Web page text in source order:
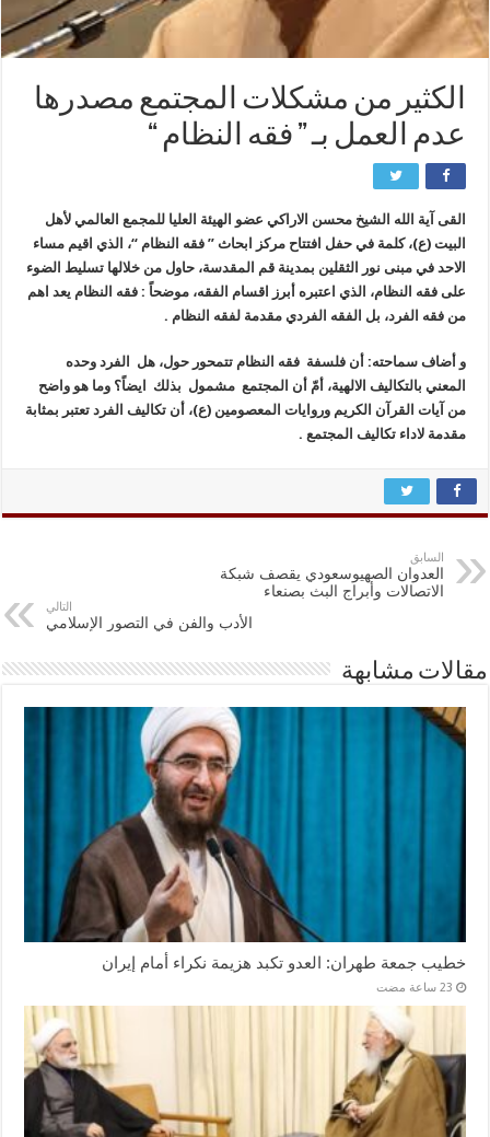
الكثير من مشكلات المجتمع مصدرها
عدم العمل بـ ” فقه النظام “
القى آية الله الشيخ محسن الاراكي عضو الهيئة العليا للمجمع العالمي لأهل
البيت (ع)، كلمة في حفل افتتاح مركز ابحاث ” فقه النظام “، الذي اقيم مساء
الاحد في مبنى نور الثقلين بمدينة قم المقدسة، حاول من خلالها تسليط الضوء
على فقه النظام، الذي اعتبره أبرز اقسام الفقه، موضحاً : فقه النظام يعد اهم
من فقه الفرد، بل الفقه الفردي مقدمة لفقه النظام .
و أضاف سماحته: أن فلسفة فقه النظام تتمحور حول، هل الفرد وحده
المعني بالتكاليف الالهية، أمّ أن المجتمع مشمول بذلك ايضاً؟ وما هو واضح
من آيات القرآن الكريم وروايات المعصومين (ع)، أن تكاليف الفرد تعتبر بمثابة
مقدمة لاداء تكاليف المجتمع .
السابق
العدوان الصهيوسعودي يقصف شبكة
الاتصالات وأبراج البث بصنعاء
التالي
الأدب والفن في التصور الإسلامي
مقالات مشابهة
خطيب جمعة طهران: العدو تكبد هزيمة نكراء أمام إيران